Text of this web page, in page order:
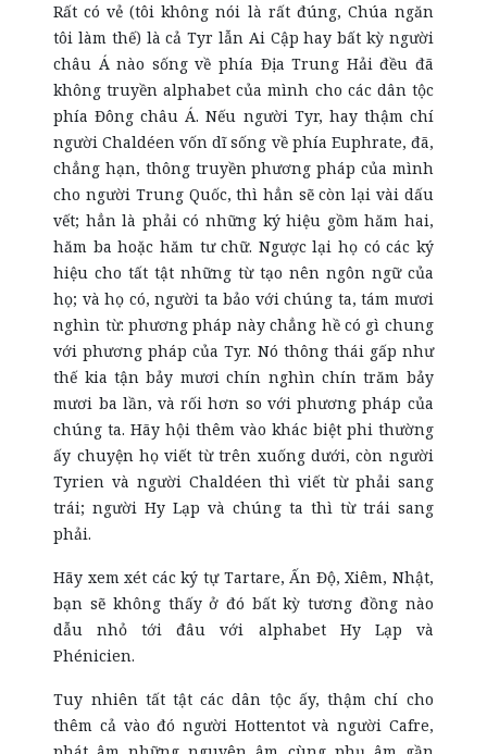
Rất có vẻ (tôi không nói là rất đúng, Chúa ngăn
tôi làm thế) là cả Tyr lẫn Ai Cập hay bất kỳ người
châu Á nào sống về phía Địa Trung Hải đều đã
không truyền alphabet của mình cho các dân tộc
phía Đông châu Á. Nếu người Tyr, hay thậm chí
người Chaldéen vốn dĩ sống về phía Euphrate, đã,
chẳng hạn, thông truyền phương pháp của mình
cho người Trung Quốc, thì hẳn sẽ còn lại vài dấu
vết; hẳn là phải có những ký hiệu gồm hăm hai,
hăm ba hoặc hăm tư chữ. Ngược lại họ có các ký
hiệu cho tất tật những từ tạo nên ngôn ngữ của
họ; và họ có, người ta bảo với chúng ta, tám mươi
nghìn từ: phương pháp này chẳng hề có gì chung
với phương pháp của Tyr. Nó thông thái gấp như
thế kia tận bảy mươi chín nghìn chín trăm bảy
mươi ba lần, và rối hơn so với phương pháp của
chúng ta. Hãy hội thêm vào khác biệt phi thường
ấy chuyện họ viết từ trên xuống dưới, còn người
Tyrien và người Chaldéen thì viết từ phải sang
trái; người Hy Lạp và chúng ta thì từ trái sang
phải.
Hãy xem xét các ký tự Tartare, Ấn Độ, Xiêm, Nhật,
bạn sẽ không thấy ở đó bất kỳ tương đồng nào
dẫu nhỏ tới đâu với alphabet Hy Lạp và
Phénicien.
Tuy nhiên tất tật các dân tộc ấy, thậm chí cho
thêm cả vào đó người Hottentot và người Cafre,